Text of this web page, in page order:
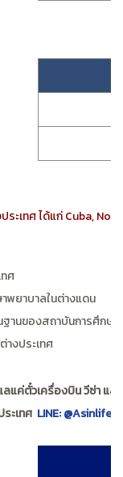
ระเทศ ได้แก่ Cuba,
ศ
พยาบาลในต่างแดน
านของสถาบันการศึกษา
างประเทศ
แค่ตั๋วเครื่องบิน วีซ่า
ะเทศ LINE: @Asinlife